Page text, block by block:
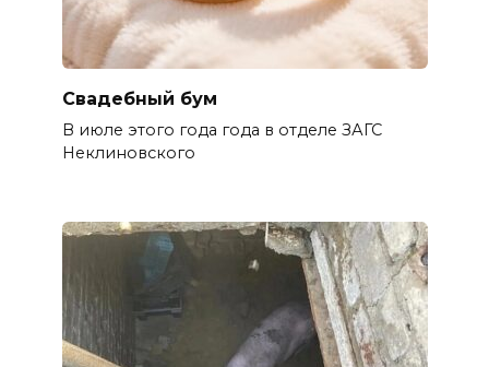
Свадебный бум
В июле этого года года в отделе ЗАГС
Неклиновского